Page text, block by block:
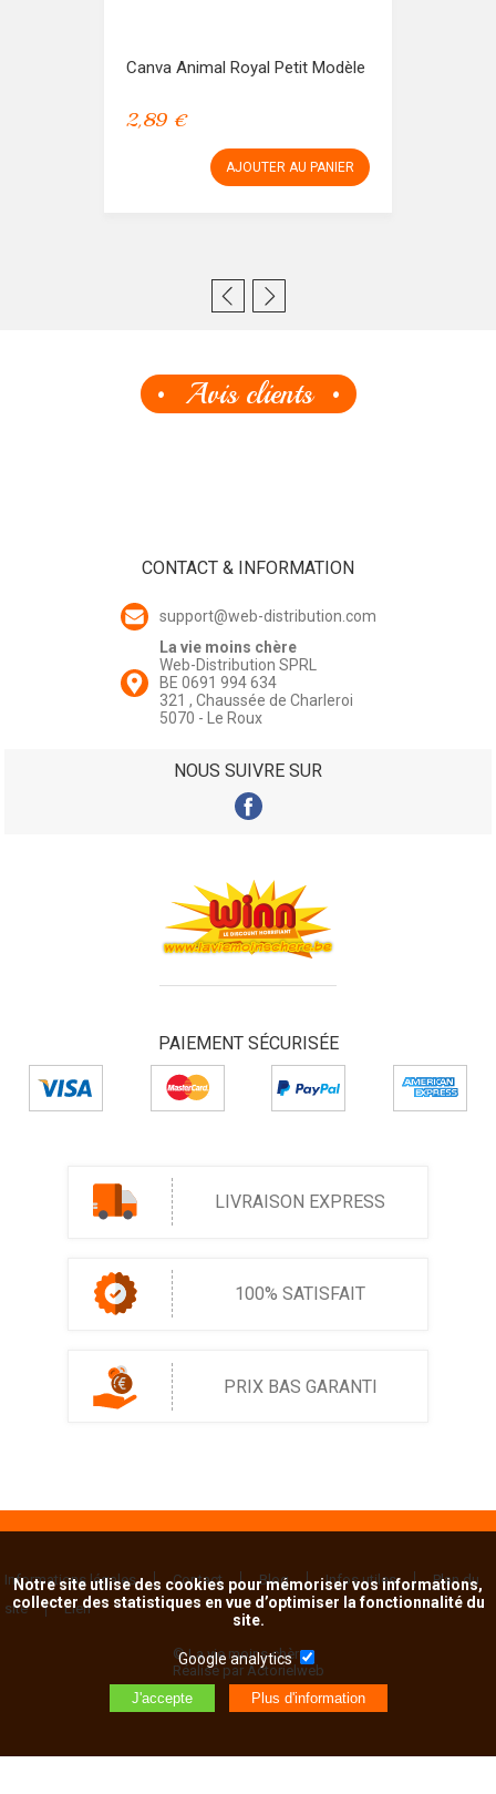
Canva Animal Royal Petit Modèle
2,89 €
AJOUTER AU PANIER
Avis clients
CONTACT & INFORMATION
support@web-distribution.com
La vie moins chère
Web-Distribution SPRL
BE 0691 994 634
321 , Chaussée de Charleroi
5070 - Le Roux
NOUS SUIVRE SUR
PAIEMENT SÉCURISÉE
LIVRAISON EXPRESS
100% SATISFAIT
PRIX BAS GARANTI
Informations légales Contact Blog Infos utiles
Plan du
site
Lien
© La vie moins chère
Réalisé par Actorielweb
Notre site utlise des cookies pour mémoriser vos informations,
collecter des statistiques en vue d’optimiser la fonctionnalité du
site.
Google analytics